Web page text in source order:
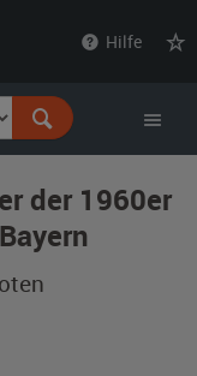
Hilfe
der 1960er